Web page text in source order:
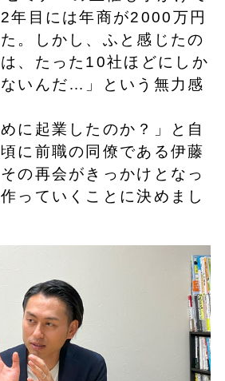
年目には年商が2000万円
。しかし、ふと感じたの
、たった10社ほどにしか
いんだ…」という無力感
に起業したのか？」と自
に前職の同僚である伊藤
の再会がきっかけとなっ
っていくことに決めまし